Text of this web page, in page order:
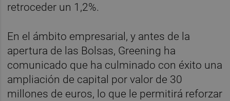
retroceder un 1,2%.
En el ámbito empresarial, y antes de la
apertura de las Bolsas, Greening ha
comunicado que ha culminado con éxito una
ampliación de capital por valor de 30
millones de euros, lo que le permitirá reforzar